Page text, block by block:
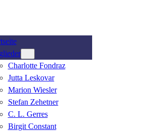
Charlotte Fondraz
Jutta Leskovar
Marion Wiesler
Stefan Zehetner
C. L. Gerres
Birgit Constant